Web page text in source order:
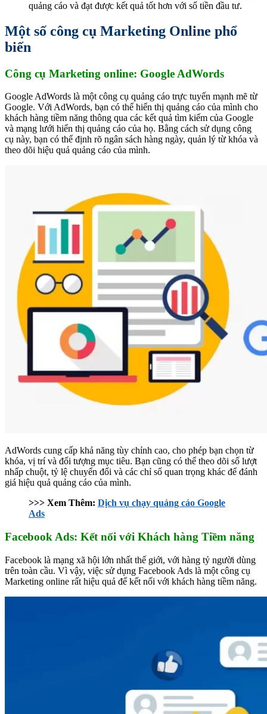
quảng cáo và đạt được kết quả tốt hơn với số tiền đầu tư.
Một số công cụ Marketing Online phổ
biến
Công cụ Marketing online: Google AdWords
Google AdWords là một công cụ quảng cáo trực tuyến mạnh mẽ từ
Google. Với AdWords, bạn có thể hiển thị quảng cáo của mình cho
khách hàng tiềm năng thông qua các kết quả tìm kiếm của Google
và mạng lưới hiển thị quảng cáo của họ. Bằng cách sử dụng công
cụ này, bạn có thể định rõ ngân sách hàng ngày, quản lý từ khóa và
theo dõi hiệu quả quảng cáo của mình.
AdWords cung cấp khả năng tùy chỉnh cao, cho phép bạn chọn từ
khóa, vị trí và đối tượng mục tiêu. Bạn cũng có thể theo dõi số lượt
nhấp chuột, tỷ lệ chuyển đổi và các chỉ số quan trọng khác để đánh
giá hiệu quả quảng cáo của mình.
>>> Xem Thêm: Dịch vụ chạy quảng cáo Google
Ads
Facebook Ads: Kết nối với Khách hàng Tiềm năng
Facebook là mạng xã hội lớn nhất thế giới, với hàng tỷ người dùng
trên toàn cầu. Vì vậy, việc sử dụng Facebook Ads là một công cụ
Marketing online rất hiệu quả để kết nối với khách hàng tiềm năng.